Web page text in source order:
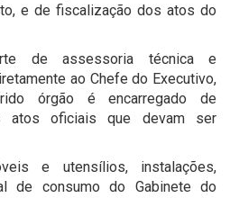
e de fiscalização dos atos do
de assessoria técnica e
ao Chefe do Executivo,
órgão é encarregado de
atos oficiais que devam ser
e utensílios, instalações,
de consumo do Gabinete do